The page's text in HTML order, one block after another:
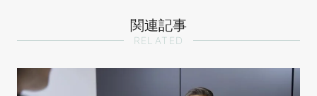
関連記事
RELATED